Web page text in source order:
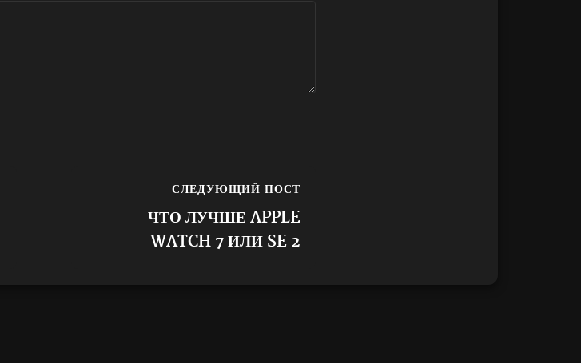
СЛЕДУЮЩИЙ ПОСТ
ЧТО ЛУЧШЕ APPLE
WATCH 7 ИЛИ SE 2